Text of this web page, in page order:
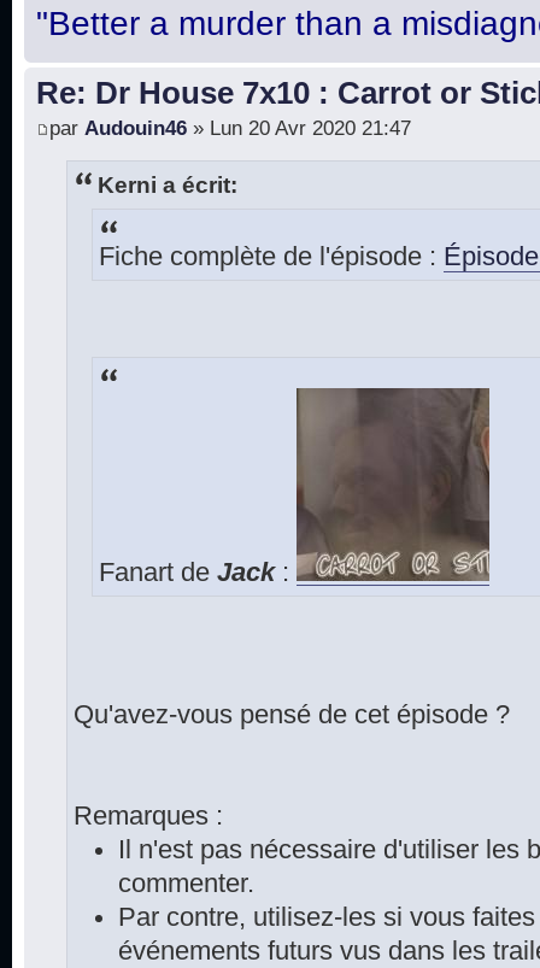
"Better a murder than a
Re: Dr House 7x10 : Carrot or
par Audouin46 » Lun 20 Avr 2020 21:47
Kerni a écrit:
Fiche complète de l'épisode :
Fanart de Jack:
Qu'avez-vous pensé de cet épisode ?
Remarques :
Il n'est pas nécessaire d'utiliser les
commenter.
Par contre, utilisez-les si vous
événements futurs vus dans les